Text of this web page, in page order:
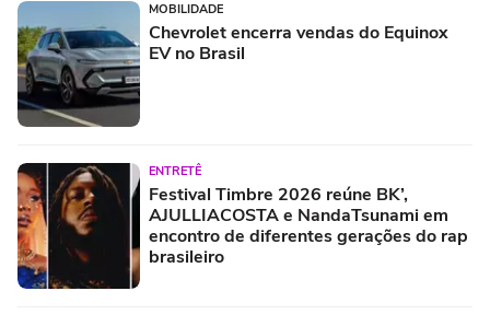
MOBILIDADE
Chevrolet encerra vendas do Equinox
EV no Brasil
ENTRETÊ
Festival Timbre 2026 reúne BK’,
AJULLIACOSTA e NandaTsunami em
encontro de diferentes gerações do rap
brasileiro